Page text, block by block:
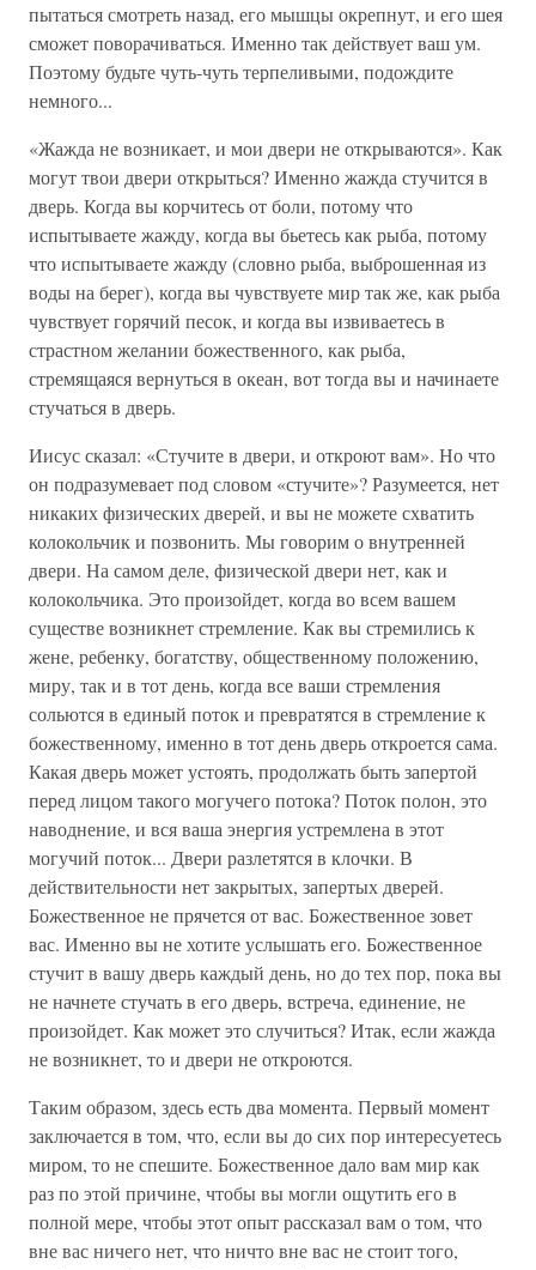
пытаться смотреть назад, его мышцы окрепнут, и его шея
сможет поворачиваться. Именно так действует ваш ум.
Поэтому будьте чуть-чуть терпеливыми, подождите
немного...
«Жажда не возникает, и мои двери не открываются». Как
могут твои двери открыться? Именно жажда стучится в
дверь. Когда вы корчитесь от боли, потому что
испытываете жажду, когда вы бьетесь как рыба, потому
что испытываете жажду (словно рыба, выброшенная из
воды на берег), когда вы чувствуете мир так же, как рыба
чувствует горячий песок, и когда вы извиваетесь в
страстном желании божественного, как рыба,
стремящаяся вернуться в океан, вот тогда вы и начинаете
стучаться в дверь.
Иисус сказал: «Стучите в двери, и откроют вам». Но что
он подразумевает под словом «стучите»? Разумеется, нет
никаких физических дверей, и вы не можете схватить
колокольчик и позвонить. Мы говорим о внутренней
двери. На самом деле, физической двери нет, как и
колокольчика. Это произойдет, когда во всем вашем
существе возникнет стремление. Как вы стремились к
жене, ребенку, богатству, общественному положению,
миру, так и в тот день, когда все ваши стремления
сольются в единый поток и превратятся в стремление к
божественному, именно в тот день дверь откроется сама.
Какая дверь может устоять, продолжать быть запертой
перед лицом такого могучего потока? Поток полон, это
наводнение, и вся ваша энергия устремлена в этот
могучий поток... Двери разлетятся в клочки. В
действительности нет закрытых, запертых дверей.
Божественное не прячется от вас. Божественное зовет
вас. Именно вы не хотите услышать его. Божественное
стучит в вашу дверь каждый день, но до тех пор, пока вы
не начнете стучать в его дверь, встреча, единение, не
произойдет. Как может это случиться? Итак, если жажда
не возникнет, то и двери не откроются.
Таким образом, здесь есть два момента. Первый момент
заключается в том, что, если вы до сих пор интересуетесь
миром, то не спешите. Божественное дало вам мир как
раз по этой причине, чтобы вы могли ощутить его в
полной мере, чтобы этот опыт рассказал вам о том, что
вне вас ничего нет, что ничто вне вас не стоит того,